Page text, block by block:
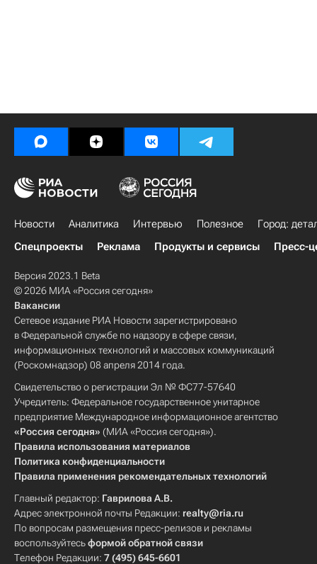
Новости Аналитика Интервью Полезное
Город:
Спецпроекты
Реклама Продукты и сервисы Пресс-
Версия 2023.1 Beta
© 2026 МИА «Россия сегодня»
Вакансии
Сетевое издание РИА Новости зарегистрировано
в Федеральной службе по надзору в сфере связи,
информационных технологий и массовых коммуникаций
(Роскомнадзор) 08 апреля 2014 года.
Свидетельство о регистрации Эл № ФС77-57640
Учредитель: Федеральное государственное унитарное
предприятие Международное информационное агентство
«Россия сегодня» (МИА «Россия сегодня»).
Правила использования материалов
Политика конфиденциальности
Правила применения рекомендательных технологий
Главный редактор: Гаврилова А.В.
Адрес электронной почты Редакции: realty@ria.ru
По вопросам размещения пресс-релизов и рекламы
воспользуйтесьформой обратной связи
Телефон Редакции: 7 (495) 645-6601